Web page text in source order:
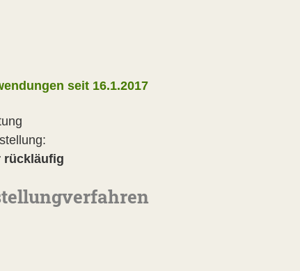
seit 16.1.2017
rückläufig